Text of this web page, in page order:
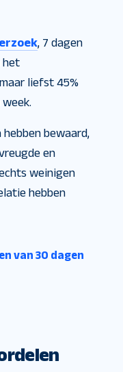
, 7 dagen
het
liefst 45%
hebben bewaard,
en
weinigen
hebben
van 30 dagen